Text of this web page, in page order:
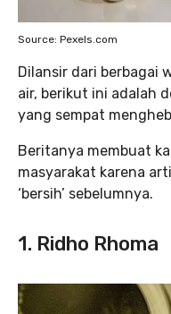
Source: Pexels.com
Dilansir dari berbagai
air, berikut ini adalah
yang sempat
Beritanya membuat
masyarakat karena
‘bersih’ sebelumnya.
1. Ridho Rhoma